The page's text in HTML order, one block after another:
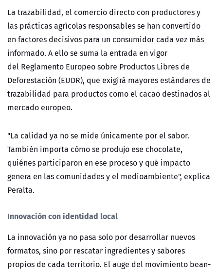
La trazabilidad, el comercio directo con productores y
las prácticas agrícolas responsables se han convertido
en factores decisivos para un consumidor cada vez más
informado. A ello se suma la entrada en vigor
del Reglamento Europeo sobre Productos Libres de
Deforestación (EUDR), que exigirá mayores estándares de
trazabilidad para productos como el cacao destinados al
mercado europeo.
"La calidad ya no se mide únicamente por el sabor.
También importa cómo se produjo ese chocolate,
quiénes participaron en ese proceso y qué impacto
genera en las comunidades y el medioambiente", explica
Peralta.
Innovación con identidad local
La innovación ya no pasa solo por desarrollar nuevos
formatos, sino por rescatar ingredientes y sabores
propios de cada territorio. El auge del movimiento bean-